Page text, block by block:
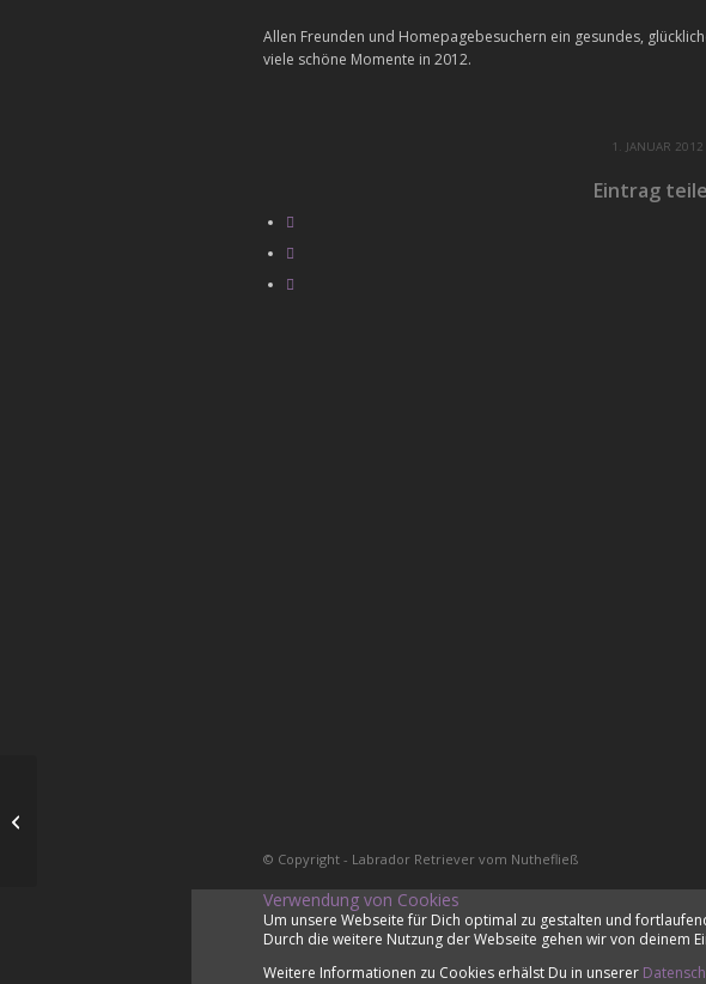
Allen Freunden und Homepagebesuchern ein gesundes,
viele schöne Momente in 2012.
1. JANUAR 2012
Eintrag
© Copyright - Labrador Retriever vom Nuthefließ
Verwendung von Cookies
Um unsere Webseite für Dich optimal zu gestalten und
Durch die weitere Nutzung der Webseite gehen wir von deinem
Weitere Informationen zu Cookies erhälst Du in unserer